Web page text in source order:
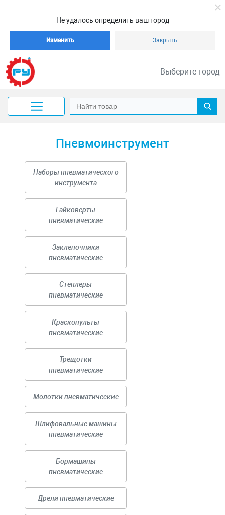
Не удалось определить ваш город
Изменить Закрыть
Выберите город
Пневмоинструмент
Наборы пневматического
инструмента
Гайковерты
пневматические
Заклепочники
пневматические
Степлеры
пневматические
Краскопульты
пневматические
Трещотки
пневматические
Молотки пневматические
Шлифовальные машины
пневматические
Бормашины
пневматические
Дрели пневматические